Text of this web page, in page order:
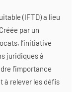
(IFTD) a lieu
par un
l’initiative
juridiques à
l’importance
à relever les défis